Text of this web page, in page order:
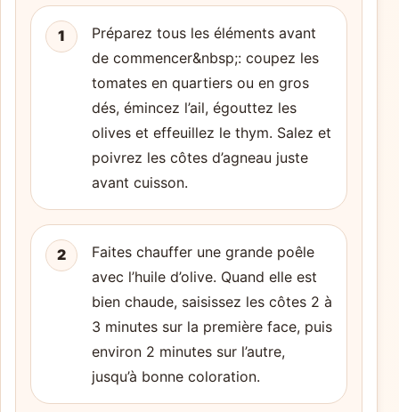
1
Préparez tous les éléments avant
de commencer&nbsp;: coupez les
tomates en quartiers ou en gros
dés, émincez l’ail, égouttez les
olives et effeuillez le thym. Salez et
poivrez les côtes d’agneau juste
avant cuisson.
2
Faites chauffer une grande poêle
avec l’huile d’olive. Quand elle est
bien chaude, saisissez les côtes 2 à
3 minutes sur la première face, puis
environ 2 minutes sur l’autre,
jusqu’à bonne coloration.